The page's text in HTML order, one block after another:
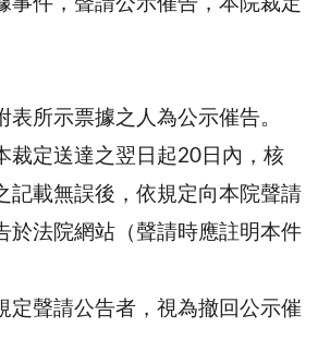
表所示票據之人為公示催告。
裁定送達之翌日起20日內，核
記載無誤後，依規定向本院聲請
於法院網站（聲請時應註明本件
定聲請公告者，視為撤回公示催